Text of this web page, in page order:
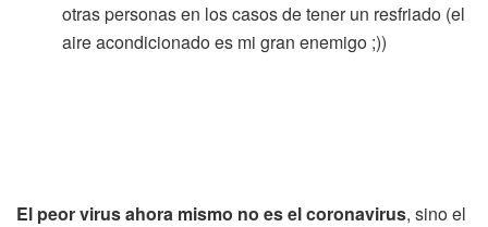
otras personas en los casos de tener un resfriado (el
aire acondicionado es mi gran enemigo ;))
El peor virus ahora mismo no es el coronavirus, sino el